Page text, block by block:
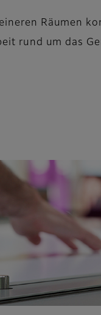
Räumen
rund um das